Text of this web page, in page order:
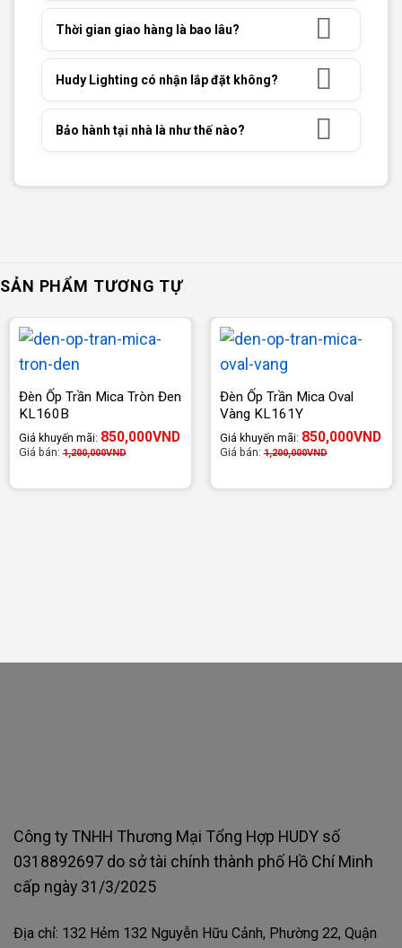
Thời gian giao hàng là bao lâu?
Hudy Lighting có nhận lắp đặt không?
Bảo hành tại nhà là như thế nào?
SẢN PHẨM TƯƠNG TỰ
Đèn Ốp Trần Mica Tròn Đen
KL160B
Giá khuyến mãi: 850,000VND
Giá bán:1,200,000VND
Đèn Ốp Trần Mica Oval
Vàng KL161Y
Giá khuyến mãi: 850,000VND
Giá bán:1,200,000VND
Công ty TNHH Thương Mại Tổng Hợp HUDY số
0318892697 do sở tài chính thành phố Hồ Chí Minh
cấp ngày 31/3/2025
Địa chỉ: 132 Hẻm 132 Nguyễn Hữu Cảnh, Phường 22, Quận